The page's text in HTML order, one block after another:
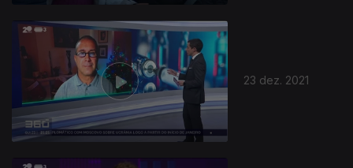
23 dez. 2021